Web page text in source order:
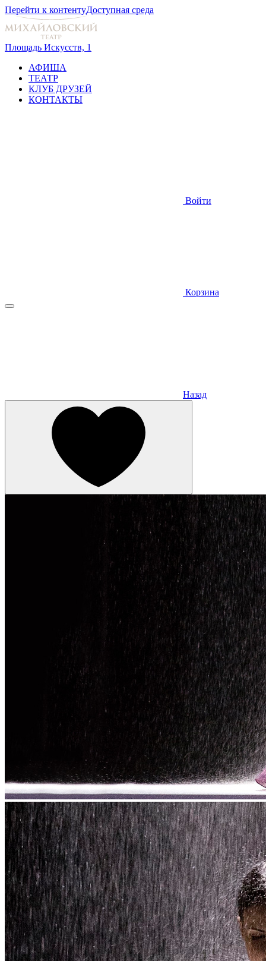
Перейти к контентуДоступная среда
Площадь Искусств, 1
АФИША
ТЕАТР
КЛУБ ДРУЗЕЙ
КОНТАКТЫ
Войти
Корзина
Назад